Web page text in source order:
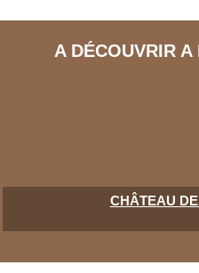
A DÉCOUVRIR A
CHÂTEAU